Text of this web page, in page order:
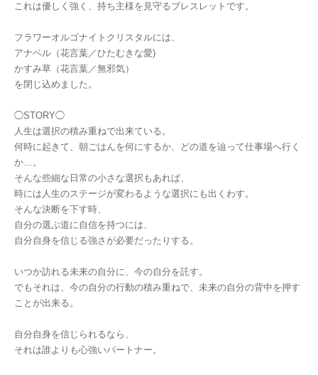
これは優しく強く、持ち主様を見守るブレスレットです。
フラワーオルゴナイトクリスタルには、
アナベル（花言葉／ひたむきな愛)
かすみ草（花言葉／無邪気）
を閉じ込めました。
◯STORY◯
人生は選択の積み重ねで出来ている。
何時に起きて、朝ごはんを何にするか、どの道を辿って仕事場へ行く
か…。
そんな些細な日常の小さな選択もあれば、
時には人生のステージが変わるような選択にも出くわす。
そんな決断を下す時、
自分の選ぶ道に自信を持つには、
自分自身を信じる強さが必要だったりする。
いつか訪れる未来の自分に、今の自分を託す。
でもそれは、今の自分の行動の積み重ねで、未来の自分の背中を押す
ことが出来る。
自分自身を信じられるなら、
それは誰よりも心強いパートナー。